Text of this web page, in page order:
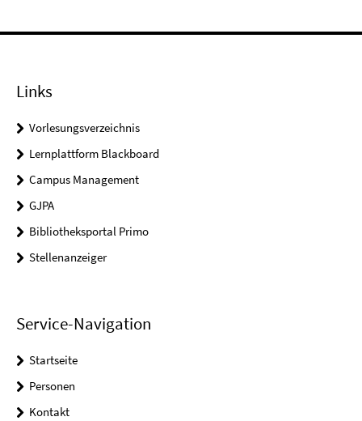
Links
Vorlesungsverzeichnis
Lernplattform Blackboard
Campus Management
GJPA
Bibliotheksportal Primo
Stellenanzeiger
Service-Navigation
Startseite
Personen
Kontakt